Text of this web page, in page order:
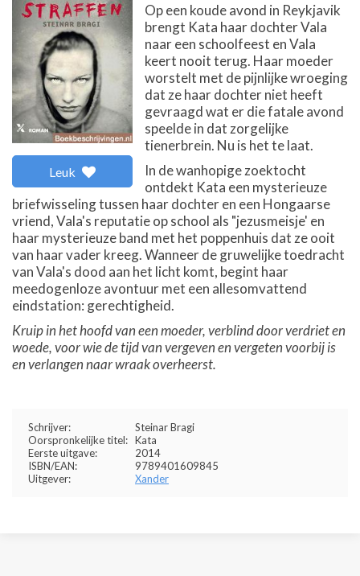
Leuk
Op een koude avond in Reykjavik
brengt Kata haar dochter Vala
naar een schoolfeest en Vala
keert nooit terug. Haar moeder
worstelt met de pijnlijke wroeging
dat ze haar dochter niet heeft
gevraagd wat er die fatale avond
speelde in dat zorgelijke
tienerbrein. Nu is het te laat.
In de wanhopige zoektocht
ontdekt Kata een mysterieuze
briefwisseling tussen haar dochter en een Hongaarse
vriend, Vala's reputatie op school als "jezusmeisje' en
haar mysterieuze band met het poppenhuis dat ze ooit
van haar vader kreeg. Wanneer de gruwelijke toedracht
van Vala's dood aan het licht komt, begint haar
meedogenloze avontuur met een allesomvattend
eindstation: gerechtigheid.
Kruip in het hoofd van een moeder, verblind door verdriet en
woede, voor wie de tijd van vergeven en vergeten voorbij is
en verlangen naar wraak overheerst.
Schrijver:
Steinar Bragi
Oorspronkelijke titel: Kata
Eerste uitgave:
2014
ISBN/EAN:
9789401609845
Uitgever:
Xander